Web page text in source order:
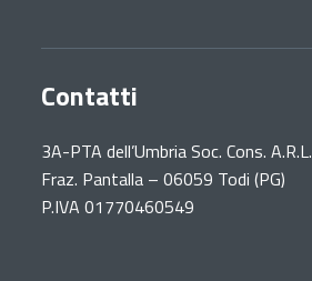
Contatti
3A-PTA dell’Umbria Soc. Cons. A.R.L.
Fraz. Pantalla – 06059 Todi (PG)
P.IVA 01770460549